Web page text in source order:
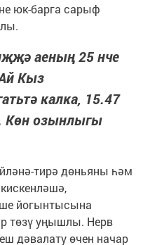
юк-барга сарыф
аеның 25 нче
Кыз
калка, 15.47
Көн озынлыгы
тирә дөньяны һәм
йогынтысына
төзү уңышлы. Нерв
дәвалату өчен начар